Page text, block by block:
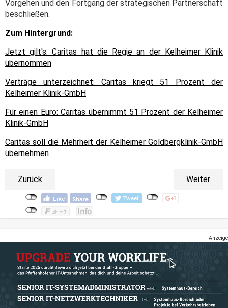
Vorgehen und den Fortgang der strategischen Partnerschaft
beschließen.
Zum Hintergrund:
Jetzt gilt's: Caritas hat die Regie an der Kelheimer Klinik
übernommen
Verträge unterzeichnet: Caritas kriegt 51 Prozent der
Kelheimer Klinik-GmbH
Für einen Euro: Caritas übernimmt 51 Prozent der Kelheimer
Klinik-GmbH
Caritas soll die Mehrheit der Kelheimer Goldbergklinik-GmbH
übernehmen
Zurück Weiter
Anzeige